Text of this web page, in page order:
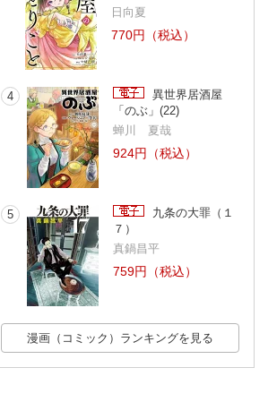
2
長浜幸子
長浜幸子
日向夏
770円（税込）
4
異世界居酒屋
「のぶ」(22)
蝉川 夏哉
924円（税込）
5
九条の大罪（１
７）
真鍋昌平
759円（税込）
漫画（コミック）ランキングを見る